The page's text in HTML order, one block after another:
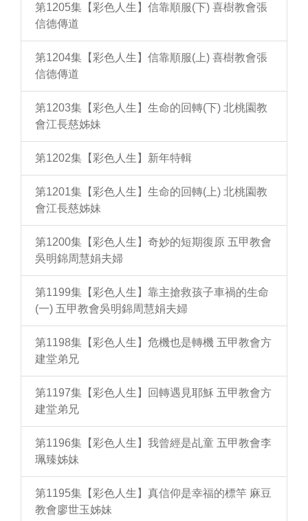
第1205集【彩色人生】信靠順服(下) 喜樹教會張
信德傳道
第1204集【彩色人生】信靠順服(上) 喜樹教會張
信德傳道
第1203集【彩色人生】生命的回轉(下) 北桃園教
會江長慈姊妹
第1202集【彩色人生】新年特輯
第1201集【彩色人生】生命的回轉(上) 北桃園教
會江長慈姊妹
第1200集【彩色人生】奇妙的短期復原 五甲教會
吳明錦周慧娟夫婦
第1199集【彩色人生】靠主搶救孩子車禍的生命
(一) 五甲教會吳明錦周慧娟夫婦
第1198集【彩色人生】危機也是轉機 五甲教會方
建堂弟兄
第1197集【彩色人生】回轉遇見耶穌 五甲教會方
建堂弟兄
第1196集【彩色人生】我曾經是乩童 五甲教會李
珮臻姊妹
第1195集【彩色人生】真信仰是幸福的標竿 麻豆
教會廖世玉姊妹